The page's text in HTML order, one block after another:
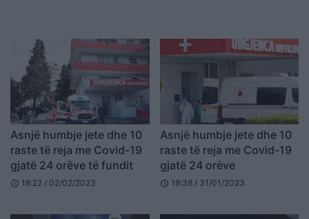
Asnjë humbje jete dhe 10
raste të reja me Covid-19
gjatë 24 orëve të fundit
schedule 18:22 / 02/02/2023
Asnjë humbje jete dhe 10
raste të reja me Covid-19
gjatë 24 orëve
schedule 19:38 / 31/01/2023